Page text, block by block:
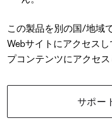
この製品を別の国/地域
Webサイトにアクセス
プコンテンツにアクセス
サポー